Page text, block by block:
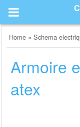
content
Home »Schema
Armoire
atex